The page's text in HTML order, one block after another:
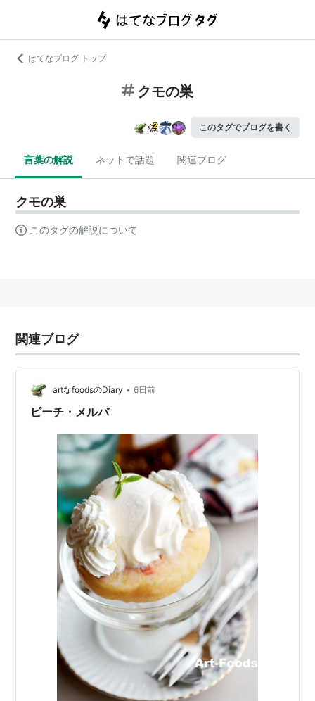
はてなブログ トップ
クモの巣
このタグでブログを書く
言葉の解説 ネットで話題 関連ブログ
クモの巣
このタグの解説について
関連ブログ
artなfoodsのDiary • 6日前
ピーチ・メルバ